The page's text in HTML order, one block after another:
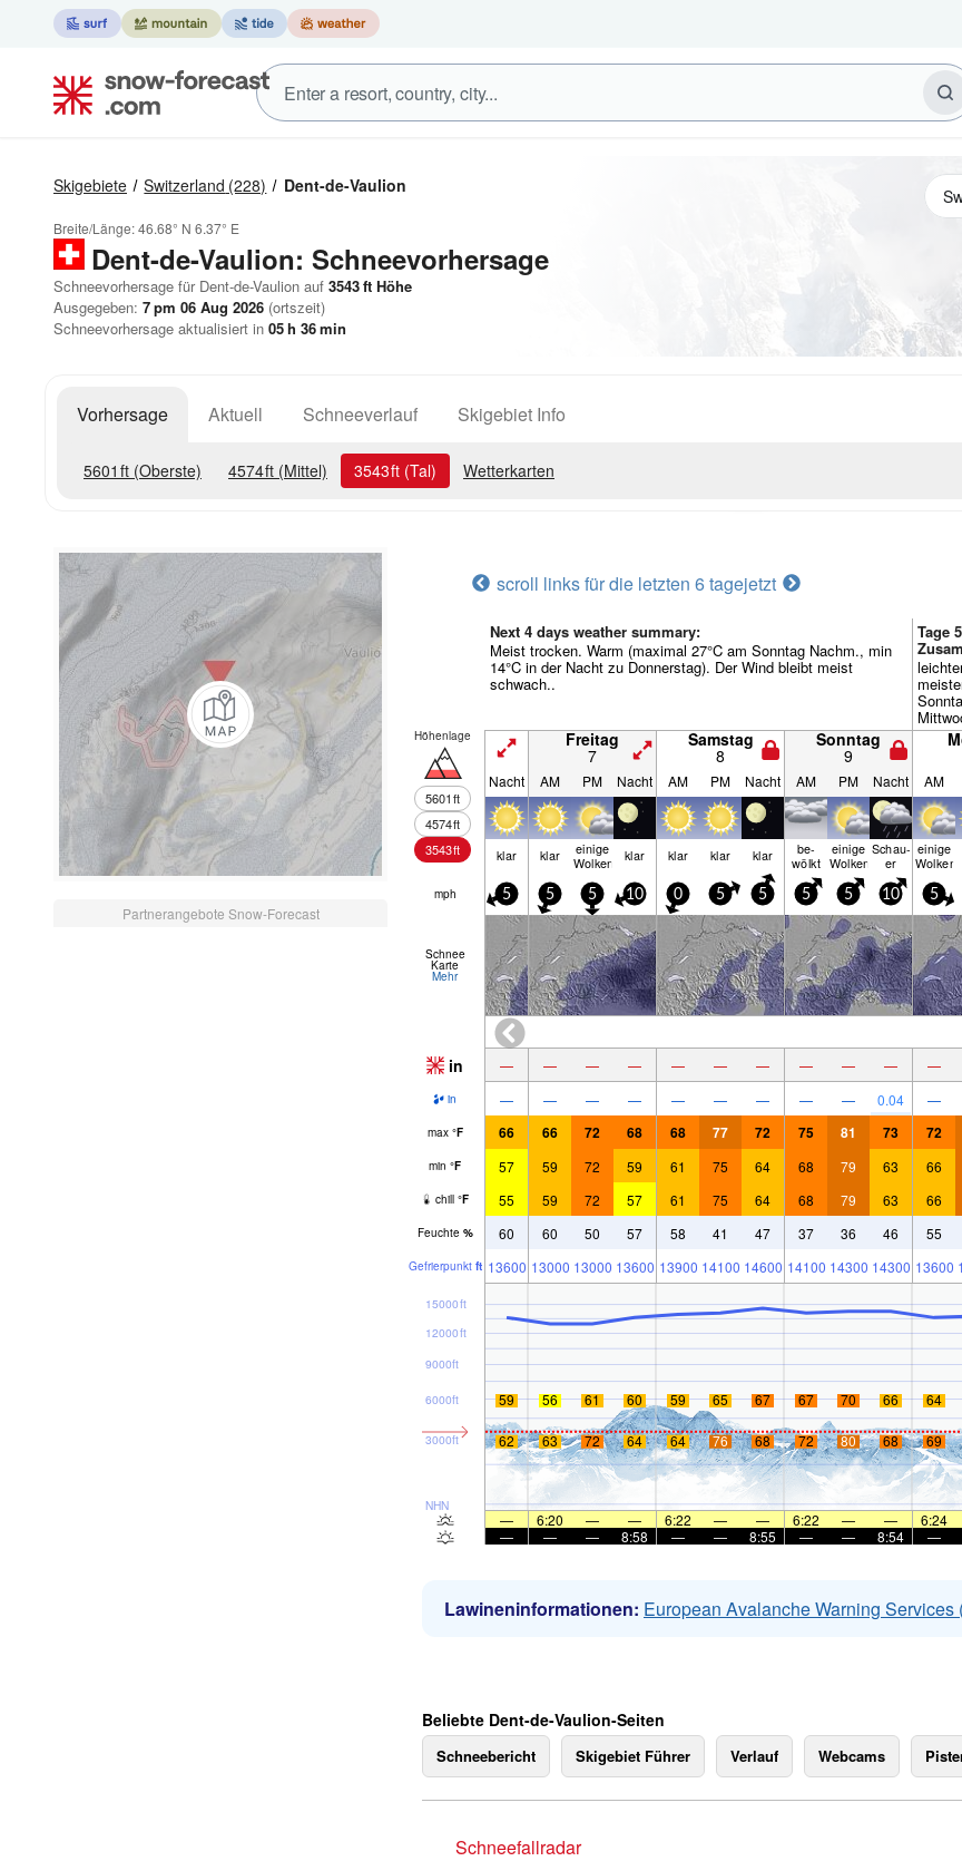
Skigebiete Switzerland (228) Dent-de-Vaulion
Breite/Länge:46.68° N 6.37° E
Dent-de-Vaulion: Schneevorhersage
Schneevorhersage für Dent-de-Vaulion auf 3543ft Höhe
Ausgegeben: 7 pm 06 Aug 2026 (ortszeit)
Schneevorhersage aktualisiert in 05h 36min
Vorhersage Aktuell Schneeverlauf Skigebiet Info
5601 ft (Oberste) 4574ft (Mittel) 3543ft (Tal) Wetterkarten
Partnerangebote Snow-Forecast
scroll links für die letzten 6 tagejetzt
Next 4 days weather summary:
Meist trocken. Warm (maximal 27°C am Sonntag Nachm., min
14°C in der Nacht zu Donnerstag). Der Wind bleibt meist
schwach..
Tage
Nacht
Höhenlage
5601ft
4574ft
3543ft
Freitag
7
Samstag
8
Sonntag
9
Nacht AM PM Nacht AM PM Nacht AM PM Nacht AM
klar klar einige
Wolken klar klar klar klar be­
wölkt
einige
Wolken
Schau­
er
einige
Wolken
mph 5 5 5 10 0 5 5 5 5 10 5
Schnee
Karte
Mehr
in — — — — — — — — — — —
in — — — — — — — — — 0.04 —
max °F 66 66 72 68 68 77 72 75 81 73 72
min °F 57 59 72 59 61 75 64 68 79 63 66
chill °F 55 59 72 57 61 75 64 68 79 63 66
Feuchte % 60 60 50 57 58 41 47 37 36 46 55
Gefrier­punkt ft 13600 13000 13000 13600 13900 14100 14600 14100 14300 14300 13600
NHN
3000ft
6000ft
9000ft
12000ft
15000ft
59 56 61 60 59 65 67 67 70 66 64
62 63 72 64 64 76 68 72 80 68 69
— 6:20 — — 6:22 — — 6:22 — — 6:24
—
— — 8:58 — — 8:55 — — 8:54 —
Lawineninformationen: European Avalanche Warning Services
Beliebte Dent-de-Vaulion-Seiten
Schneebericht Skigebiet Führer Verlauf Webcams
Schneefallradar